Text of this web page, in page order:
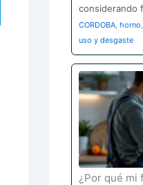
considerando
CORDOBA, horno,
uso y desgaste
¿Por qué mi